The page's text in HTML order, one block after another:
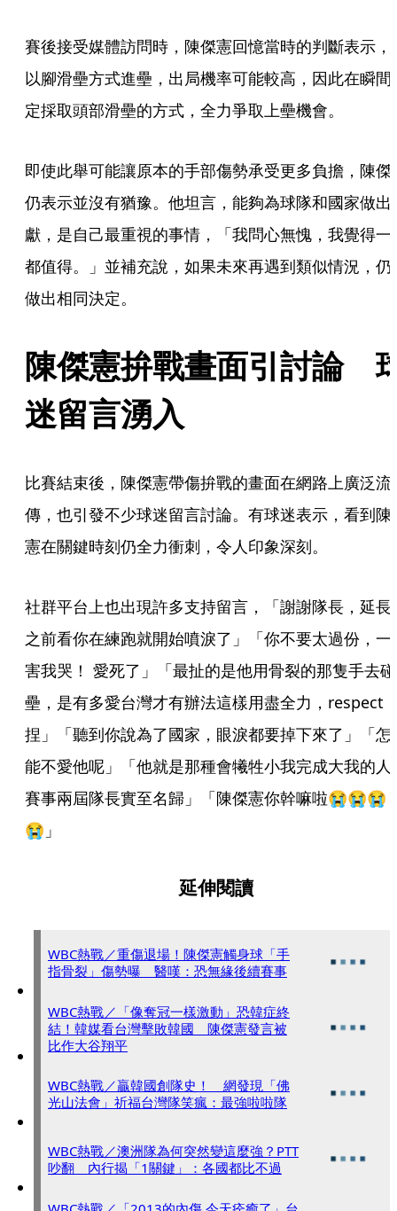
賽後接受媒體訪問時，陳傑憲回憶當時的判斷表示，
以腳滑壘方式進壘，出局機率可能較高，因此在瞬間
定採取頭部滑壘的方式，全力爭取上壘機會。
即使此舉可能讓原本的手部傷勢承受更多負擔，陳傑
仍表示並沒有猶豫。他坦言，能夠為球隊和國家做出
獻，是自己最重視的事情，「我問心無愧，我覺得一
都值得。」並補充說，如果未來再遇到類似情況，仍
做出相同決定。
陳傑憲拚戰畫面引討論　
迷留言湧入
比賽結束後，陳傑憲帶傷拚戰的畫面在網路上廣泛流
傳，也引發不少球迷留言討論。有球迷表示，看到陳
憲在關鍵時刻仍全力衝刺，令人印象深刻。
社群平台上也出現許多支持留言，「謝謝隊長，延長
之前看你在練跑就開始噴淚了」「你不要太過份，一
害我哭！ 愛死了」「最扯的是他用骨裂的那隻手去碰
壘，是有多愛台灣才有辦法這樣用盡全力，respect
捏」「聽到你說為了國家，眼淚都要掉下來了」「怎
能不愛他呢」「他就是那種會犧牲小我完成大我的人
賽事兩屆隊長實至名歸」「陳傑憲你幹嘛啦😭😭😭
😭」
延伸閱讀
WBC熱戰／重傷退場！陳傑憲觸身球「手
指骨裂」傷勢曝 醫嘆：恐無緣後續賽事
WBC熱戰／「像奪冠一樣激動」恐韓症終
結！韓媒看台灣擊敗韓國 陳傑憲發言被
比作大谷翔平
WBC熱戰／贏韓國創隊史！ 網發現「佛
光山法會」祈福台灣隊笑瘋：最強啦啦隊
WBC熱戰／澳洲隊為何突然變這麼強？PTT
吵翻 內行揭「1關鍵」：各國都比不過